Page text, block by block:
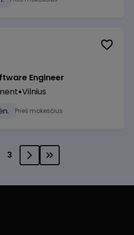
Engineer
Vilnius
Prieš mokesčius
3